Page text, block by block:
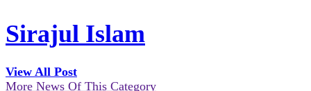
Sirajul Islam
View All Post
More News Of This Category